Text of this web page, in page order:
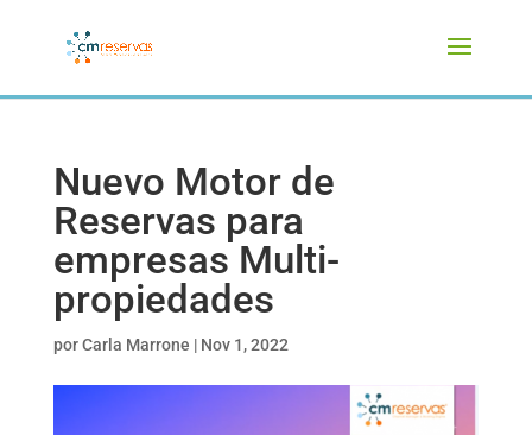
Nuevo Motor de
Reservas para
empresas Multi-
propiedades
porCarla Marrone | Nov 1, 2022